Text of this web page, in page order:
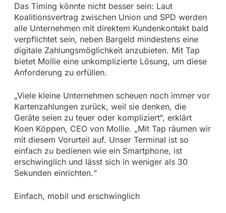
Das Timing könnte nicht besser sein: Laut
Koalitionsvertrag zwischen Union und SPD werden
alle Unternehmen mit direktem Kundenkontakt bald
verpflichtet sein, neben Bargeld mindestens eine
digitale Zahlungsmöglichkeit anzubieten. Mit Tap
bietet Mollie eine unkomplizierte Lösung, um diese
Anforderung zu erfüllen.
„Viele kleine Unternehmen scheuen noch immer vor
Kartenzahlungen zurück, weil sie denken, die
Geräte seien zu teuer oder kompliziert“, erklärt
Koen Köppen, CEO von Mollie. „Mit Tap räumen wir
mit diesem Vorurteil auf. Unser Terminal ist so
einfach zu bedienen wie ein Smartphone, ist
erschwinglich und lässt sich in weniger als 30
Sekunden einrichten.“
Einfach, mobil und erschwinglich